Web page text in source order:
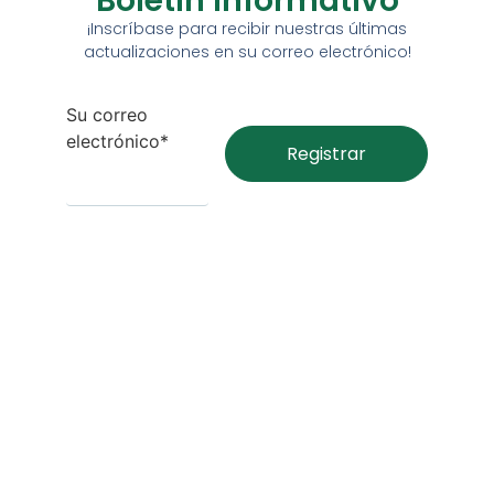
¡Inscríbase para recibir nuestras últimas
actualizaciones en su correo electrónico!
Su correo
electrónico*